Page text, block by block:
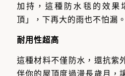
加持，這種防水毯的效果
頂」，下再大的雨也不怕漏。
耐用性超高
這種材料不僅防水，還抗紫
伴你的屋頂度過漫長歲月，